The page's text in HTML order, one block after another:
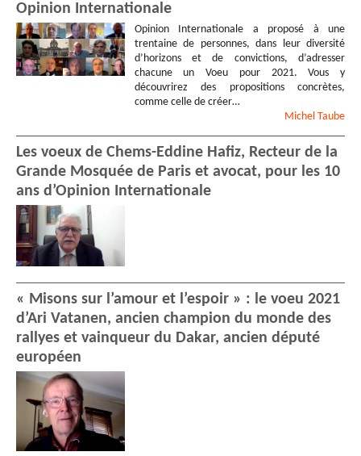
Opinion Internationale
Opinion Internationale a proposé à une
trentaine de personnes, dans leur diversité
d’horizons et de convictions, d’adresser
chacune un Voeu pour 2021. Vous y
découvrirez des propositions concrètes,
comme celle de créer…
Michel Taube
Les voeux de Chems-Eddine Hafiz, Recteur de la
Grande Mosquée de Paris et avocat, pour les 10
ans d’Opinion Internationale
« Misons sur l’amour et l’espoir » : le voeu 2021
d’Ari Vatanen, ancien champion du monde des
rallyes et vainqueur du Dakar, ancien député
européen